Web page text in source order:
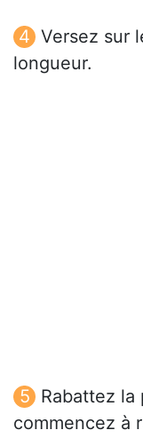
Versez sur
longueur.
Rabattez
commencez à